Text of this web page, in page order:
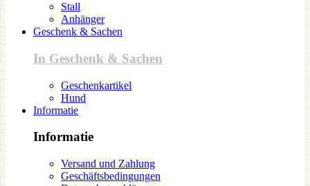
Stall
Anhänger
Geschenk & Sachen
In Geschenk & Sachen
Geschenkartikel
Hund
Informatie
Informatie
Versand und Zahlung
Geschäftsbedingungen